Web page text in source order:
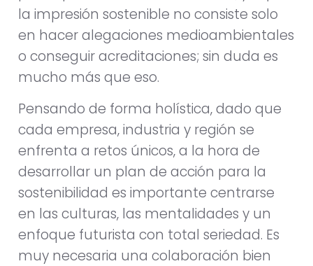
la impresión sostenible no consiste solo
en hacer alegaciones medioambientales
o conseguir acreditaciones; sin duda es
mucho más que eso.
Pensando de forma holística, dado que
cada empresa, industria y región se
enfrenta a retos únicos, a la hora de
desarrollar un plan de acción para la
sostenibilidad es importante centrarse
en las culturas, las mentalidades y un
enfoque futurista con total seriedad. Es
muy necesaria una colaboración bien